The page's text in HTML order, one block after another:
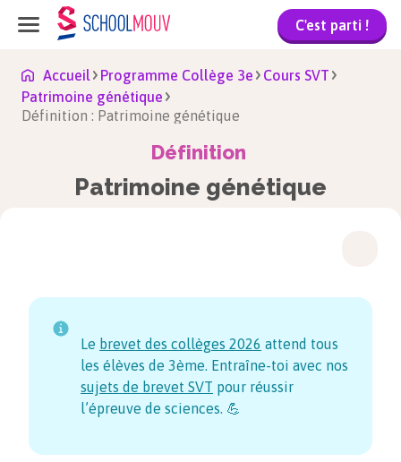
C'est parti !
Accueil Programme Collège 3e
Cours SVT
Patrimoine génétique
Définition : Patrimoine génétique
Définition
Patrimoine génétique
Le brevet des collèges 2026 attend tous
les élèves de 3ème. Entraîne-toi avec nos
sujets de brevet SVT pour réussir
l’épreuve de sciences. 💪